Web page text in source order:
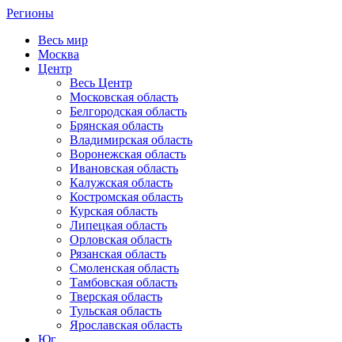
Регионы
Весь мир
Москва
Центр
Весь Центр
Московская область
Белгородская область
Брянская область
Владимирская область
Воронежская область
Ивановская область
Калужская область
Костромская область
Курская область
Липецкая область
Орловская область
Рязанская область
Смоленская область
Тамбовская область
Тверская область
Тульская область
Ярославская область
Юг